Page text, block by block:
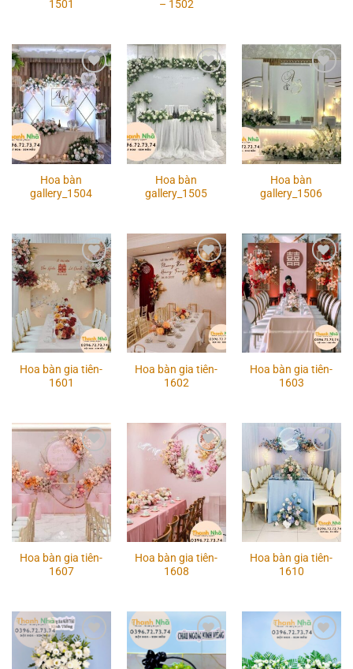
1501 – 1502
Add to
wishlist
Hoa bàn
gallery_1504
Add to
wishlist
Hoa bàn
gallery_1505
Add to
wishlist
Hoa bàn
gallery_1506
Add to
wishlist
Hoa bàn gia tiên-
1601
Add to
wishlist
Hoa bàn gia tiên-
1602
Add to
wishlist
Hoa bàn gia tiên-
1603
Add to
wishlist
Hoa bàn gia tiên-
1607
Add to
wishlist
Hoa bàn gia tiên-
1608
Add to
wishlist
Hoa bàn gia tiên-
1610
Add to
wishlist
Add to
wishlist
Add to
wishlist